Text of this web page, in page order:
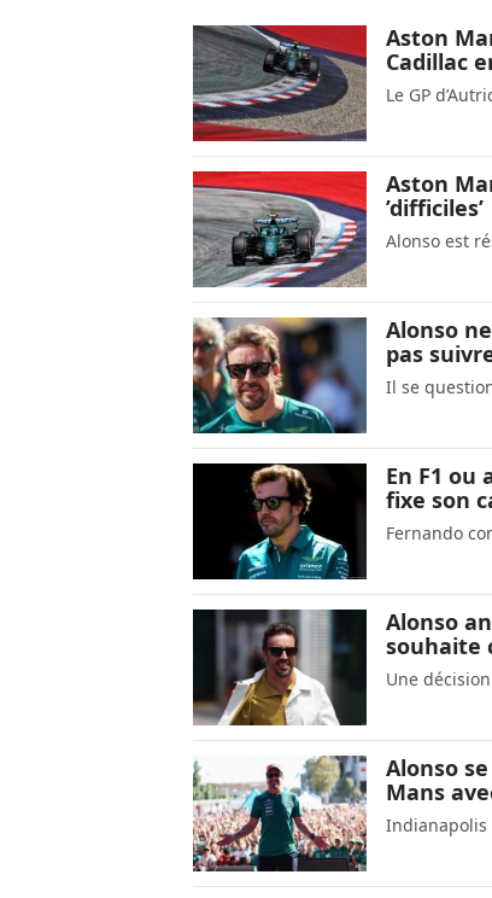
Aston
Cadillac
Le GP
Aston
’difficiles’
Alonso est
Alonso
pas
Il se
En F1 ou
fixe son
Fernando
Alonso
souhaite
Une
Alonso
Mans
Indianapolis